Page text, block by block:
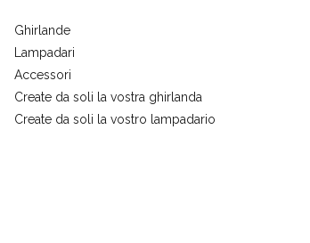
Ghirlande
Lampadari
Accessori
Create da soli la vostra ghirlanda
Create da soli la vostro lampadario